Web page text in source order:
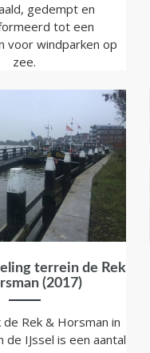
gedempt en
tot een
voor windparken op
zee.
terrein de Rek
(2017)
Rek & Horsman in
de IJssel is een aantal